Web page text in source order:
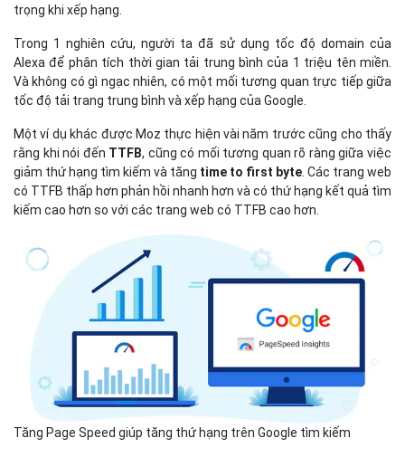
trọng khi xếp hạng.
Trong 1 nghiên cứu, người ta đã sử dụng tốc độ domain của
Alexa để phân tích thời gian tải trung bình của 1 triệu tên miền.
Và không có gì ngạc nhiên, có một mối tương quan trực tiếp giữa
tốc độ tải trang trung bình và xếp hạng của Google.
Một ví dụ khác được Moz thực hiện vài năm trước cũng cho thấy
rằng khi nói đến TTFB, cũng có mối tương quan rõ ràng giữa việc
giảm thứ hạng tìm kiếm và tăng time to first byte . Các trang web
có TTFB thấp hơn phản hồi nhanh hơn và có thứ hạng kết quả tìm
kiếm cao hơn so với các trang web có TTFB cao hơn.
Tăng Page Speed giúp tăng thứ hạng trên Google tìm kiếm